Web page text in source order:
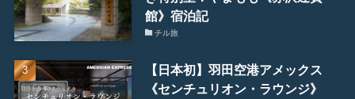
館》宿泊記
チル旅
【日本初】羽田空港アメックス
《センチュリオン・ラウンジ》